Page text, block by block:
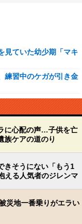
見ていた幼少期「マキ
練習中のケガが引き金
に心配の声…子供を亡
族ケアの道のり
きそうにない「もう1
える人気者のジレンマ
災地一番乗りがエラい